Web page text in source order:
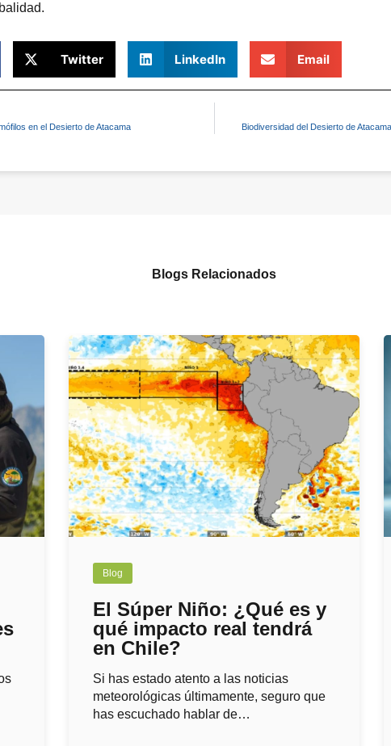
Twitter LinkedIn Email
en el Desierto de Atacama Biodiversidad del Desierto de
Blogs Relacionados
Blog
El Súper Niño: ¿Qué es y
qué impacto real tendrá
en Chile?
Si has estado atento a las noticias
meteorológicas últimamente, seguro que
has escuchado hablar de…